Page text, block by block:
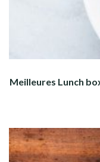
Meilleures Lunch